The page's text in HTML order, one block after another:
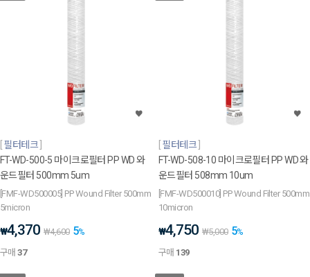
필터테크
FT-WD-500-5 마이크로필터 PP WD 와
운드필터 500mm 5um
[FMF-WD500005] PP Wound Filter 500mm
5micron
₩4,370 ₩4,600 5%
구매37
필터테크
FT-WD-508-10 마이크로필터 PP WD 와
운드필터 508mm 10um
[FMF-WD500010] PP Wound Filter 500mm
10micron
₩4,750 ₩5,000 5%
구매 139